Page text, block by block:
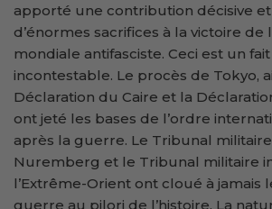
apporté une contribution décisive
d’énormes sacrifices à la victoire de
mondiale antifasciste. Ceci est un
incontestable. Le procès de Tokyo,
Déclaration du Caire et la
ont jeté les bases de l’ordre
après la guerre. Le Tribunal
Nuremberg et le Tribunal militaire
l’Extrême-Orient ont cloué à jamais
guerre au pilori de l’histoire. La